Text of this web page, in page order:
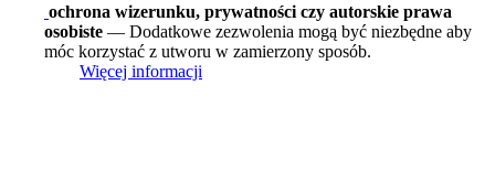
ochrona wizerunku, prywatności czy autorskie prawa
osobiste — Dodatkowe zezwolenia mogą być niezbędne aby
móc korzystać z utworu w zamierzony sposób.
Więcej informacji